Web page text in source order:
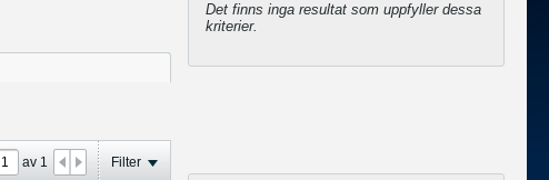
av 1 Filter
Det finns inga resultat som uppfyller dessa
kriterier.